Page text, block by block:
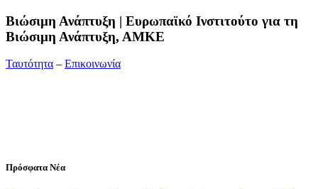
Bιώσιμη Ανάπτυξη | Ευρωπαϊκό Ινστιτούτο για τη
Βιώσιμη Ανάπτυξη, ΑΜΚΕ
Ταυτότητα – Επικοινωνία
Πρόσφατα Νέα